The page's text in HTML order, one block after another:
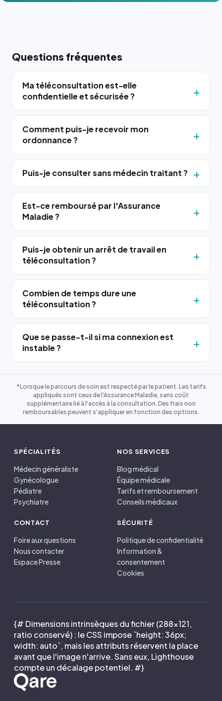
Questions fréquentes
Ma téléconsultation est-elle
confidentielle et sécurisée ?
Comment puis-je recevoir mon
ordonnance ?
Puis-je consulter sans médecin traitant ?
Est-ce remboursé par l'Assurance
Maladie ?
Puis-je obtenir un arrêt de travail en
téléconsultation ?
Combien de temps dure une
téléconsultation ?
Que se passe-t-il si ma connexion est
instable ?
*Lorsque le parcours de soin est respecté par le patient. Les tarifs
appliqués sont ceux de l'Assurance Maladie, sans coût
supplémentaire lié à l'accès à la consultation. Des frais non
remboursables peuvent s'appliquer en fonction des options.
SPÉCIALITÉS
Médecin généraliste
Gynécologue
Pédiatre
Psychiatre
NOS SERVICES
Blog médical
Équipe médicale
Tarifs et remboursement
Conseils médicaux
CONTACT
Foire aux questions
Nous contacter
Espace Presse
SÉCURITÉ
Politique de confidentialité
Information &
consentement
Cookies
{# Dimensions intrinsèques du fichier (288×121,
ratio conservé) : le CSS impose `height: 36px;
width: auto`, mais les attributs réservent la place
avant que l'image n'arrive. Sans eux, Lighthouse
compte un décalage potentiel. #}